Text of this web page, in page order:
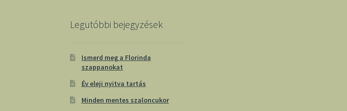
Legutóbbi bejegyzések
Ismerd meg a Florinda
szappanokat
Év eleji nyitva tartás
Minden mentes szaloncukor